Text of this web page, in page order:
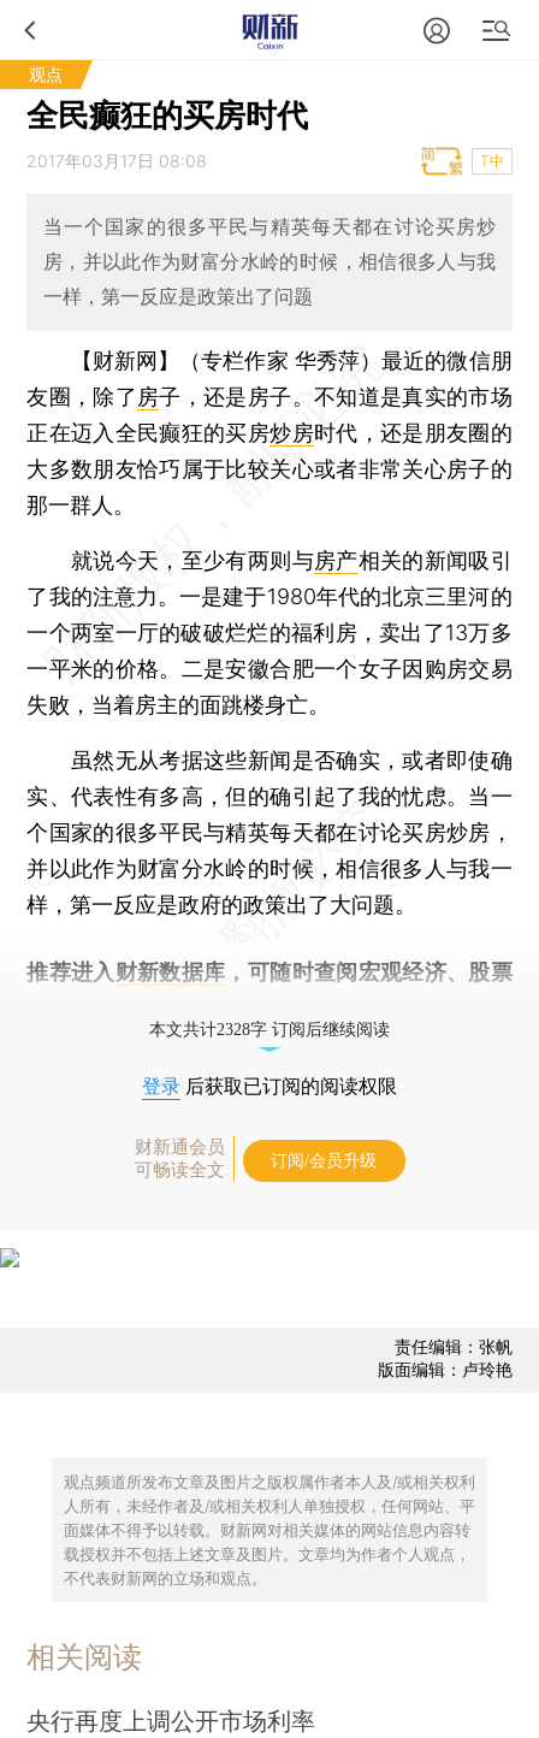
观点
全民癫狂的买房时代
2017年03月17日 08:08 T中
当一个国家的很多平民与精英每天都在讨论买房炒
房，并以此作为财富分水岭的时候，相信很多人与我
一样，第一反应是政策出了问题
【财新网】（专栏作家 华秀萍）最近的微信朋
友圈，除了房子，还是房子。不知道是真实的市场
正在迈入全民癫狂的买房炒房时代，还是朋友圈的
大多数朋友恰巧属于比较关心或者非常关心房子的
那一群人。
就说今天，至少有两则与房产相关的新闻吸引
了我的注意力。一是建于1980年代的北京三里河的
一个两室一厅的破破烂烂的福利房，卖出了13万多
一平米的价格。二是安徽合肥一个女子因购房交易
失败，当着房主的面跳楼身亡。
虽然无从考据这些新闻是否确实，或者即使确
实、代表性有多高，但的确引起了我的忧虑。当一
个国家的很多平民与精英每天都在讨论买房炒房，
并以此作为财富分水岭的时候，相信很多人与我一
样，第一反应是政府的政策出了大问题。
推荐进入 财新数据库 ，可随时查阅宏观经济、股票
本文共计2328字 订阅后继续阅读
登录 后获取已订阅的阅读权限
财新通会员
可畅读全文
订阅/会员升级
责任编辑：张帆
版面编辑：卢玲艳
观点频道所发布文章及图片之版权属作者本人及/或相关权利
人所有，未经作者及/或相关权利人单独授权，任何网站、平
面媒体不得予以转载。财新网对相关媒体的网站信息内容转
载授权并不包括上述文章及图片。文章均为作者个人观点，
不代表财新网的立场和观点。
相关阅读
央行再度上调公开市场利率